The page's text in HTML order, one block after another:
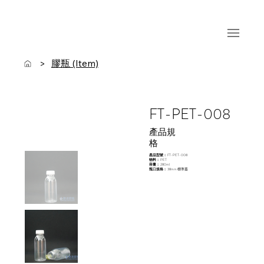
> 膠瓶 (Item)
FT-PET-008
​產品規
格
產品型號： FT-PET-008
物料： PET
容量： 280ml
瓶口規格： 38mm 標準蓋